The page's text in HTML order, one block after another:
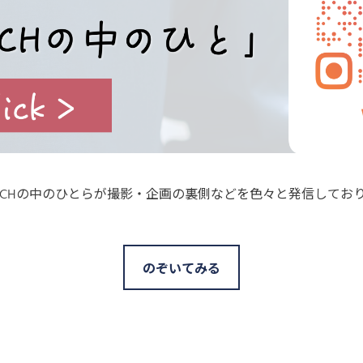
の中のひとらが撮影・企画の裏側などを色々と発信してお
のぞいてみる